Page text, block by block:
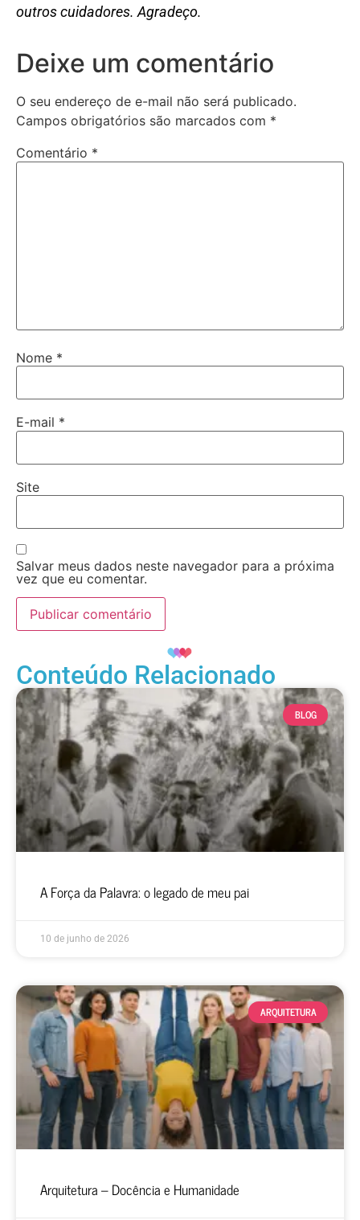
outros cuidadores. Agradeço.
Deixe um comentário
O seu endereço de e-mail não será publicado.
Campos obrigatórios são marcados com *
Comentário *
Nome *
E-mail *
Site
Salvar meus dados neste navegador para a próxima
vez que eu comentar.
Conteúdo Relacionado
BLOG
A Força da Palavra: o legado de meu pai
10 de junho de 2026
ARQUITETURA
Arquitetura – Docência e Humanidade